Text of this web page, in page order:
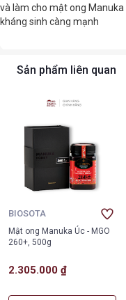
và làm cho mật ong Manuka
kháng sinh càng mạnh
Sản phẩm liên quan
BIOSOTA
Mật ong Manuka Úc - MGO
260+, 500g
2.305.000 ₫